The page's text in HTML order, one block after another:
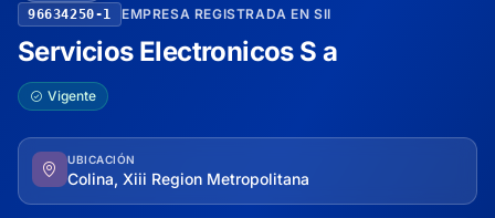
96634250-1 EMPRESA REGISTRADA EN SII
Servicios Electronicos S a
Vigente
UBICACIÓN
Colina, Xiii Region Metropolitana